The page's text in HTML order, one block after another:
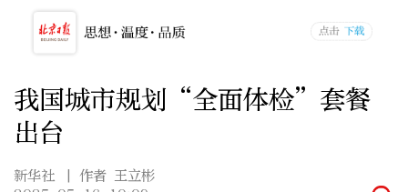
我国城市规划“全面体检”套餐
出台
新华社
| 作者 王立彬